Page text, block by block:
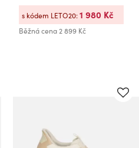
Běžná cena2 899 Kč
s kódem LETO20:1 980 Kč